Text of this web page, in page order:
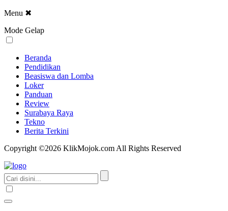
Menu ✖
Mode Gelap
Beranda
Pendidikan
Beasiswa dan Lomba
Loker
Panduan
Review
Surabaya Raya
Tekno
Berita Terkini
Copyright ©2026 KlikMojok.com All Rights Reserved